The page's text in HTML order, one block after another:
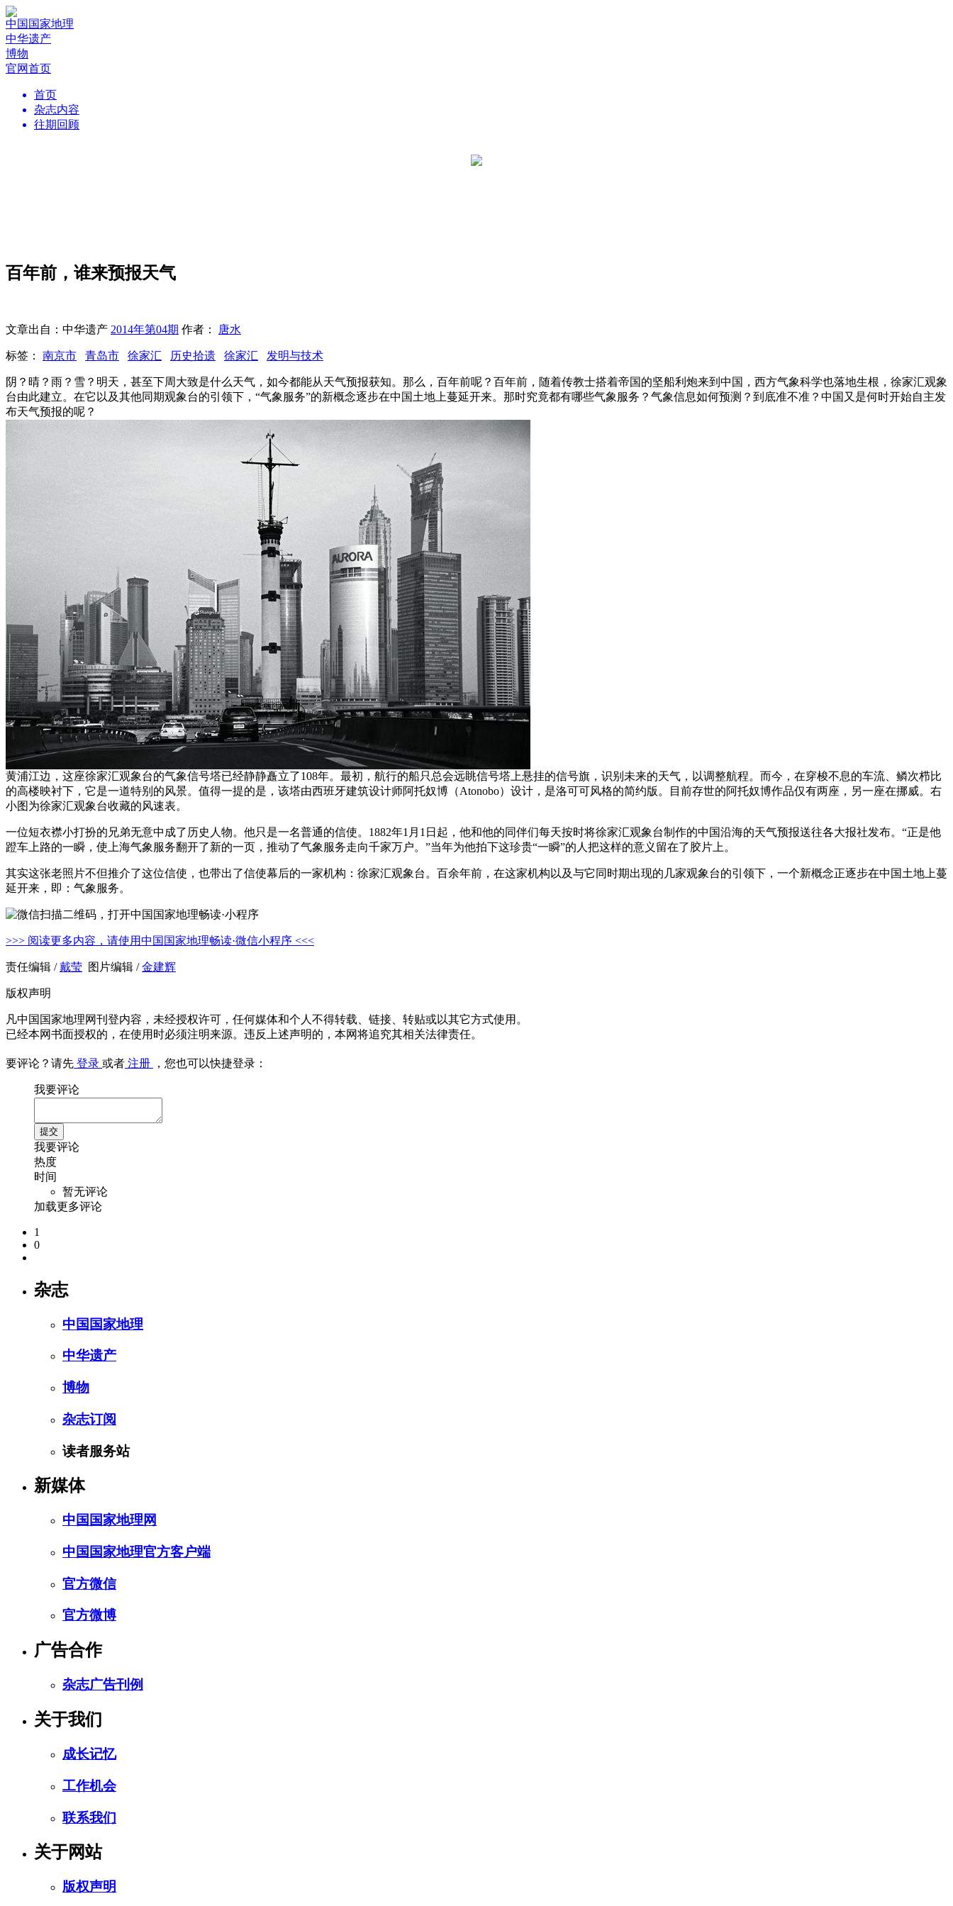
中国国家地理
中华遗产
博物
官网首页
首页
杂志内容
往期回顾
百年前，谁来预报天气
文章出自：中华遗产 2014年第04期 作者： 唐水
标签： 南京市 青岛市 徐家汇 历史拾遗 徐家汇 发明与技术
阴？晴？雨？雪？明天，甚至下周大致是什么天气，如今都能从天气预报获知。那么，百年前呢？百年前，随着传教士搭着帝国的坚船利炮来到中国，西方气象科学也落地生根，徐家汇观象
台由此建立。在它以及其他同期观象台的引领下，“气象服务”的新概念逐步在中国土地上蔓延开来。那时究竟都有哪些气象服务？气象信息如何预测？到底准不准？中国又是何时开始自主发
布天气预报的呢？
黄浦江边，这座徐家汇观象台的气象信号塔已经静静矗立了108年。最初，航行的船只总会远眺信号塔上悬挂的信号旗，识别未来的天气，以调整航程。而今，在穿梭不息的车流、鳞次栉比
的高楼映衬下，它是一道特别的风景。值得一提的是，该塔由西班牙建筑设计师阿托奴博（Atonobo）设计，是洛可可风格的简约版。目前存世的阿托奴博作品仅有两座，另一座在挪威。右
小图为徐家汇观象台收藏的风速表。
一位短衣襟小打扮的兄弟无意中成了历史人物。他只是一名普通的信使。1882年1月1日起，他和他的同伴们每天按时将徐家汇观象台制作的中国沿海的天气预报送往各大报社发布。“正是他
蹬车上路的一瞬，使上海气象服务翻开了新的一页，推动了气象服务走向千家万户。”当年为他拍下这珍贵“一瞬”的人把这样的意义留在了胶片上。
其实这张老照片不但推介了这位信使，也带出了信使幕后的一家机构：徐家汇观象台。百余年前，在这家机构以及与它同时期出现的几家观象台的引领下，一个新概念正逐步在中国土地上蔓
延开来，即：气象服务。
>>> 阅读更多内容，请使用中国国家地理畅读·微信小程序 <<<
责任编辑 /戴莹 图片编辑 /金建辉
版权声明
凡中国国家地理网刊登内容，未经授权许可，任何媒体和个人不得转载、链接、转贴或以其它方式使用。
已经本网书面授权的，在使用时必须注明来源。违反上述声明的，本网将追究其相关法律责任。
要评论？请先 登录 或者 注册 ，您也可以快捷登录：
我要评论
我要评论
热度
时间
暂无评论
加载更多评论
1
0
杂志
中国国家地理
中华遗产
博物
杂志订阅
读者服务站
新媒体
中国国家地理网
中国国家地理官方客户端
官方微信
官方微博
广告合作
杂志广告刊例
关于我们
成长记忆
工作机会
联系我们
关于网站
版权声明